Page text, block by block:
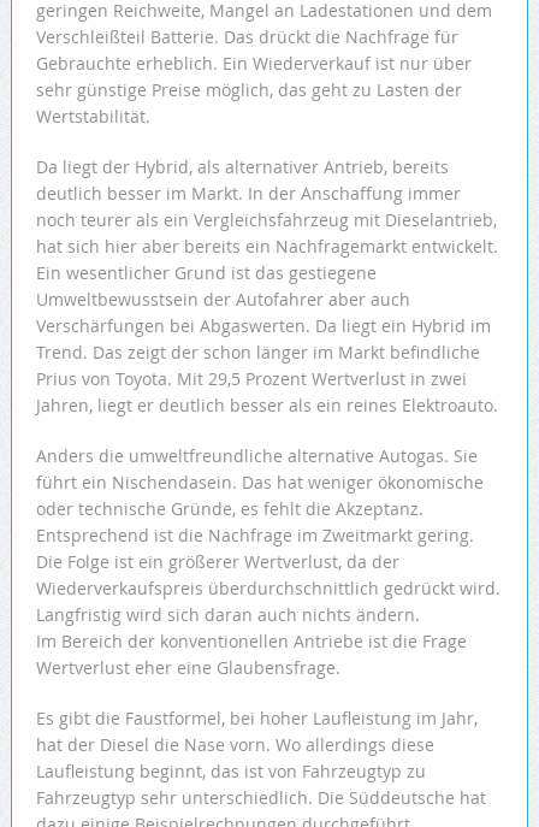
geringen Reichweite, Mangel an Ladestationen und dem
Verschleißteil Batterie. Das drückt die Nachfrage für
Gebrauchte erheblich. Ein Wiederverkauf ist nur über
sehr günstige Preise möglich, das geht zu Lasten der
Wertstabilität.
Da liegt der Hybrid, als alternativer Antrieb, bereits
deutlich besser im Markt. In der Anschaffung immer
noch teurer als ein Vergleichsfahrzeug mit Dieselantrieb,
hat sich hier aber bereits ein Nachfragemarkt entwickelt.
Ein wesentlicher Grund ist das gestiegene
Umweltbewusstsein der Autofahrer aber auch
Verschärfungen bei Abgaswerten. Da liegt ein Hybrid im
Trend. Das zeigt der schon länger im Markt befindliche
Prius von Toyota. Mit 29,5 Prozent Wertverlust in zwei
Jahren, liegt er deutlich besser als ein reines Elektroauto.
Anders die umweltfreundliche alternative Autogas. Sie
führt ein Nischendasein. Das hat weniger ökonomische
oder technische Gründe, es fehlt die Akzeptanz.
Entsprechend ist die Nachfrage im Zweitmarkt gering.
Die Folge ist ein größerer Wertverlust, da der
Wiederverkaufspreis überdurchschnittlich gedrückt wird.
Langfristig wird sich daran auch nichts ändern.
Im Bereich der konventionellen Antriebe ist die Frage
Wertverlust eher eine Glaubensfrage.
Es gibt die Faustformel, bei hoher Laufleistung im Jahr,
hat der Diesel die Nase vorn. Wo allerdings diese
Laufleistung beginnt, das ist von Fahrzeugtyp zu
Fahrzeugtyp sehr unterschiedlich. Die Süddeutsche hat